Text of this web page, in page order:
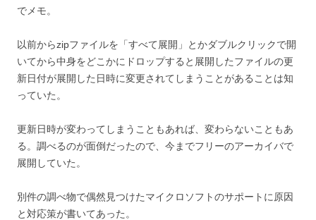
でメモ。
以前からzipファイルを「すべて展開」とかダブルクリックで開
いてから中身をどこかにドロップすると展開したファイルの更
新日付が展開した日時に変更されてしまうことがあることは知
っていた。
更新日時が変わってしまうこともあれば、変わらないこともあ
る。調べるのが面倒だったので、今までフリーのアーカイバで
展開していた。
別件の調べ物で偶然見つけたマイクロソフトのサポートに原因
と対応策が書いてあった。